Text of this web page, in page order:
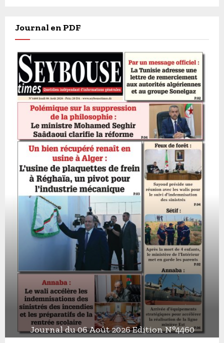
Journal en PDF
Journal du 06 Août 2026 Edition N°4460